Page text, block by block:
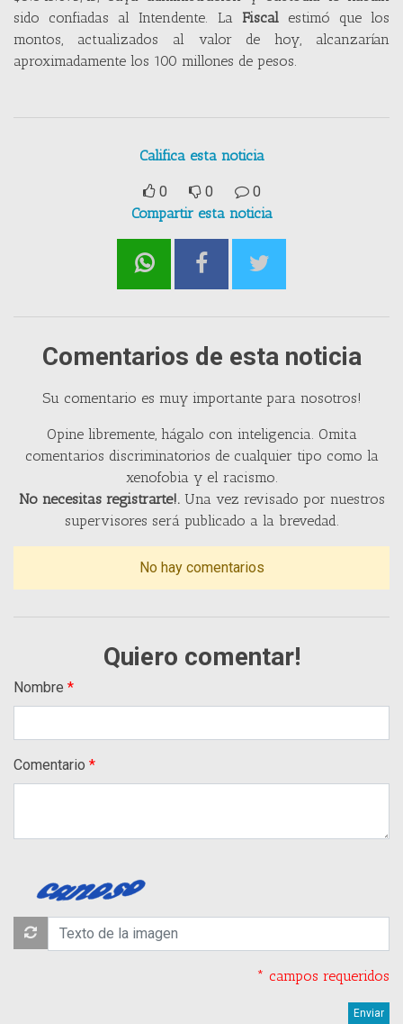
sido confiadas al Intendente. La Fiscalestimó que los
montos, actualizados al valor de hoy, alcanzarían
aproximadamente los 100 millones de pesos.
Califica esta noticia
0 0
0
Compartir esta noticia
Comentarios de esta noticia
Su comentario es muy importante para nosotros!
Opine libremente, hágalo con inteligencia. Omita
comentarios discriminatorios de cualquier tipo como la
xenofobia y el racismo.
No necesitas registrarte!.Una vez revisado por nuestros
supervisores será publicado a la brevedad.
No hay comentarios
Quiero comentar!
Nombre
Comentario
* campos requeridos